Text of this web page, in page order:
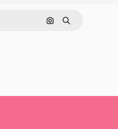
Cerca per immagine
Ricerca